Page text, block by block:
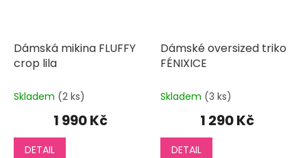
Dámská mikina FLUFFY
crop lila
Skladem (2 ks)
1 990 Kč
DETAIL
Dámské oversized triko
FÉNIXICE
Skladem (3 ks)
1 290 Kč
DETAIL